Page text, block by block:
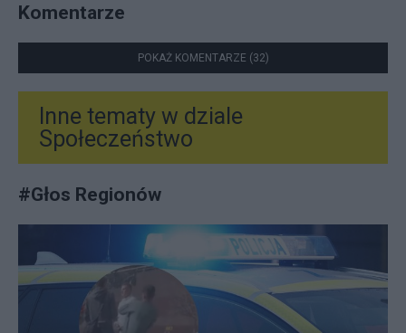
Komentarze
POKAŻ KOMENTARZE (32)
Inne tematy w dziale
Społeczeństwo
#Głos Regionów